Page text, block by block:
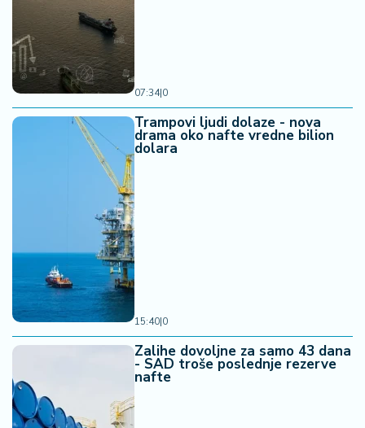
07:34|0
Trampovi ljudi dolaze - nova
drama oko nafte vredne bilion
dolara
15:40|0
Zalihe dovoljne za samo 43 dana
- SAD troše poslednje rezerve
nafte